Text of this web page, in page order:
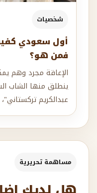
شخصيات
أول سعودي
فمن هو؟
الإعاقة مجرد وهم
ينطلق منها الشاب
عبدالكريم
مساهمة تحريرية